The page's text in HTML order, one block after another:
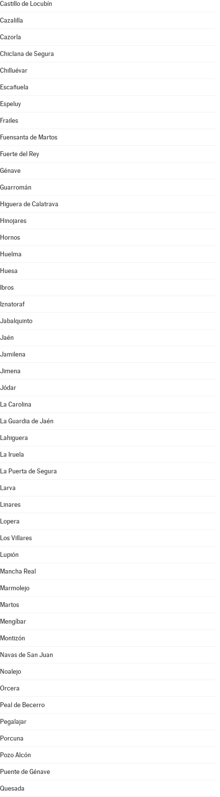
Castillo de Locubín
Cazalilla
Cazorla
Chiclana de Segura
Chilluévar
Escañuela
Espeluy
Frailes
Fuensanta de Martos
Fuerte del Rey
Génave
Guarromán
Higuera de Calatrava
Hinojares
Hornos
Huelma
Huesa
Ibros
Iznatoraf
Jabalquinto
Jaén
Jamilena
Jimena
Jódar
La Carolina
La Guardia de Jaén
Lahiguera
La Iruela
La Puerta de Segura
Larva
Linares
Lopera
Los Villares
Lupión
Mancha Real
Marmolejo
Martos
Mengíbar
Montizón
Navas de San Juan
Noalejo
Orcera
Peal de Becerro
Pegalajar
Porcuna
Pozo Alcón
Puente de Génave
Quesada